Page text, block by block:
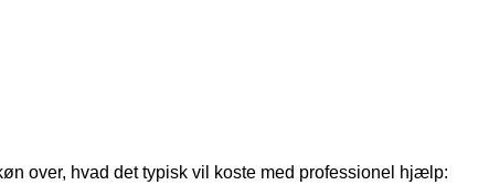
over, hvad det typisk vil koste med professionel hjælp: